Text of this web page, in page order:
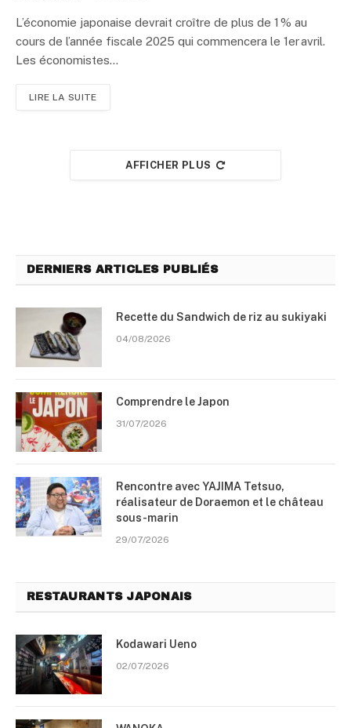
L’économie japonaise devrait croître de plus de 1 % au
cours de l’année fiscale 2025 qui commencera le 1er avril.
Les économistes…
LIRE LA SUITE
AFFICHER PLUS
DERNIERS ARTICLES PUBLIÉS
Recette du Sandwich de riz au sukiyaki
04/08/2026
Comprendre le Japon
31/07/2026
Rencontre avec YAJIMA Tetsuo,
réalisateur de Doraemon et le château
sous-marin
29/07/2026
RESTAURANTS JAPONAIS
Kodawari Ueno
02/07/2026